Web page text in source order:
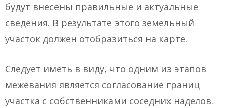
будут внесены правильные и актуальные
сведения. В результате этого земельный
участок должен отобразиться на карте.
Следует иметь в виду, что одним из этапов
межевания является согласование границ
участка с собственниками соседних наделов.